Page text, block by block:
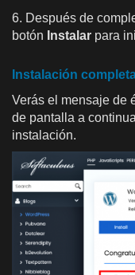
6. Después de
botón Instalar para
Instalación
Verás el mensaje de
de pantalla a
instalación.